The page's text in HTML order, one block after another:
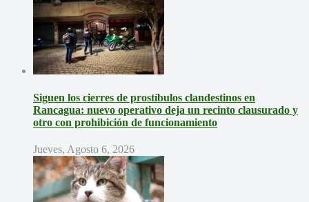
Siguen los cierres de prostíbulos clandestinos en
Rancagua: nuevo operativo deja un recinto clausurado y
otro con prohibición de funcionamiento
Jueves, Agosto 6, 2026